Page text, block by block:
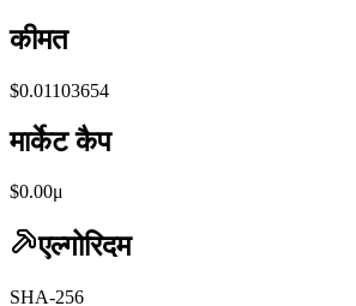
कीमत
$0.01103654
मार्केट कैप
$0.00μ
एल्गोरिदम
SHA-256